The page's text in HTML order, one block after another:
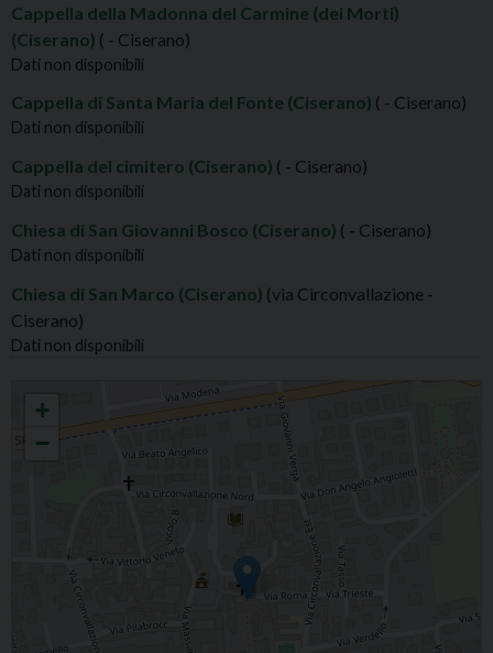
Cappella della Madonna del Carmine (dei Morti)
(Ciserano) ( - Ciserano)
Dati non disponibili
Cappella di Santa Maria del Fonte (Ciserano) ( - Ciserano)
Dati non disponibili
Cappella del cimitero (Ciserano) ( - Ciserano)
Dati non disponibili
Chiesa di San Giovanni Bosco (Ciserano) ( - Ciserano)
Dati non disponibili
Chiesa di San Marco (Ciserano) (via Circonvallazione -
Ciserano)
Dati non disponibili
CISERANO SS. MARCO EVANGELISTA E MARTINO VESCOVO
+
−